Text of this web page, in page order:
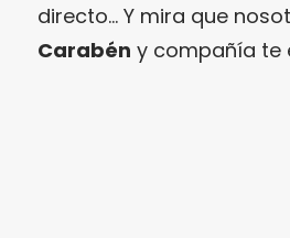
directo… Y mira que
Carabén y compañía te